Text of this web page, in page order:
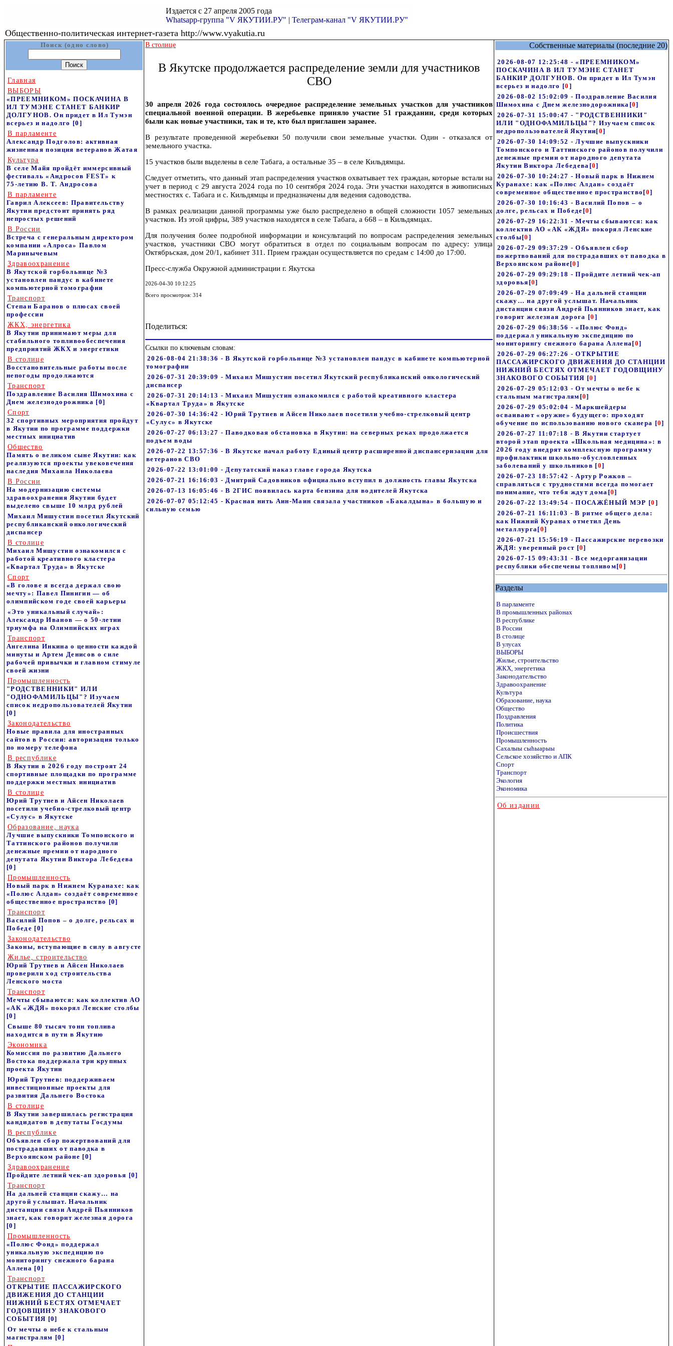
Издается с 27 апреля 2005 года
Whatsapp-группа "V ЯКУТИИ.РУ" | Телеграм-канал "V ЯКУТИИ.РУ"
Общественно-политическая интернет-газета http://www.vyakutia.ru
Поиск (одно слово)
Главная
ВЫБОРЫ
«ПРЕЕМНИКОМ» ПОСКАЧИНА В
ИЛ ТУМЭНЕ СТАНЕТ БАНКИР
ДОЛГУНОВ. Он придет в Ил Тумэн
всерьез и надолго [0]
В парламенте
Александр Подголов: активная
жизненная позиция ветеранов Жатая
Культура
В селе Майя пройдёт иммерсивный
фестиваль «Андросов FEST» к
75‑летию В. Т. Андросова
В парламенте
Гаврил Алексеев: Правительству
Якутии предстоит принять ряд
непростых решений
В России
Встреча с генеральным директором
компании «Алроса» Павлом
Маринычевым
Здравоохранение
В Якутской горбольнице №3
установлен пандус в кабинете
компьютерной томографии
Транспорт
Степан Баранов о плюсах своей
профессии
ЖКХ, энергетика
В Якутии принимают меры для
стабильного топливообеспечения
предприятий ЖКХ и энергетики
В столице
Восстановительные работы после
непогоды продолжаются
Транспорт
Поздравление Василия Шимохина с
Днем железнодорожника [0]
Спорт
32 спортивных мероприятия пройдут
в Якутии по программе поддержки
местных инициатив
Общество
Память о великом сыне Якутии: как
реализуются проекты увековечения
наследия Михаила Николаева
В России
На модернизацию системы
здравоохранения Якутии будет
выделено свыше 10 млрд рублей
Михаил Мишустин посетил Якутский
республиканский онкологический
диспансер
В столице
Михаил Мишустин ознакомился с
работой креативного кластера
«Квартал Труда» в Якутске
Спорт
«В голове я всегда держал свою
мечту»: Павел Пинигин — об
олимпийском годе своей карьеры
«Это уникальный случай»:
Александр Иванов — о 50-летии
триумфа на Олимпийских играх
Транспорт
Ангелина Инкина о ценности каждой
минуты и Артем Денисов о силе
рабочей привычки и главном стимуле
своей жизни
Промышленность
"РОДСТВЕННИКИ" ИЛИ
"ОДНОФАМИЛЬЦЫ"? Изучаем
список недропользователей Якутии
[0]
Законодательство
Новые правила для иностранных
сайтов в России: авторизация только
по номеру телефона
В республике
В Якутии в 2026 году построят 24
спортивные площадки по программе
поддержки местных инициатив
В столице
Юрий Трутнев и Айсен Николаев
посетили учебно-стрелковый центр
«Сулус» в Якутске
Образование, наука
Лучшие выпускники Томпонского и
Таттинского районов получили
денежные премии от народного
депутата Якутии Виктора Лебедева
[0]
Промышленность
Новый парк в Нижнем Куранахе: как
«Полюс Алдан» создаёт современное
общественное пространство [0]
Транспорт
Василий Попов – о долге, рельсах и
Победе [0]
Законодательство
Законы, вступающие в силу в августе
Жилье, строительство
Юрий Трутнев и Айсен Николаев
проверили ход строительства
Ленского моста
Транспорт
Мечты сбываются: как коллектив АО
«АК «ЖДЯ» покорял Ленские столбы
[0]
Свыше 80 тысяч тонн топлива
находится в пути в Якутию
Экономика
Комиссия по развитию Дальнего
Востока поддержала три крупных
проекта Якутии
Юрий Трутнев: поддерживаем
инвестиционные проекты для
развития Дальнего Востока
В столице
В Якутии завершилась регистрация
кандидатов в депутаты Госдумы
В республике
Объявлен сбор пожертвований для
пострадавших от паводка в
Верхоянском районе [0]
Здравоохранение
Пройдите летний чек-ап здоровья [0]
Транспорт
На дальней станции скажу… на
другой услышат. Начальник
дистанции связи Андрей Пьянников
знает, как говорит железная дорога
[0]
Промышленность
«Полюс Фонд» поддержал
уникальную экспедицию по
мониторингу снежного барана
Аллена [0]
Транспорт
ОТКРЫТИЕ ПАССАЖИРСКОГО
ДВИЖЕНИЯ ДО СТАНЦИИ
НИЖНИЙ БЕСТЯХ ОТМЕЧАЕТ
ГОДОВЩИНУ ЗНАКОВОГО
СОБЫТИЯ [0]
От мечты о небе к стальным
магистралям [0]
В столице
В Якутске продолжается распределение земли для участников
СВО
30 апреля 2026 года состоялось очередное распределение земельных участков для участников
специальной военной операции. В жеребьевке приняло участие 51 гражданин, среди которых
были как новые участники, так и те, кто был приглашен заранее.
В результате проведенной жеребьевки 50 получили свои земельные участки. Один - отказался от
земельного участка.
15 участков были выделены в селе Табага, а остальные 35 – в селе Кильдямцы.
Следует отметить, что данный этап распределения участков охватывает тех граждан, которые встали на
учет в период с 29 августа 2024 года по 10 сентября 2024 года. Эти участки находятся в живописных
местностях с. Табага и с. Кильдямцы и предназначены для ведения садоводства.
В рамках реализации данной программы уже было распределено в общей сложности 1057 земельных
участков. Из этой цифры, 389 участков находятся в селе Табага, а 668 – в Кильдямцах.
Для получения более подробной информации и консультаций по вопросам распределения земельных
участков, участники СВО могут обратиться в отдел по социальным вопросам по адресу: улица
Октябрьская, дом 20/1, кабинет 311. Прием граждан осуществляется по средам с 14:00 до 17:00.
Пресс-служба Окружной администрации г. Якутска
2026-04-30 10:12:25
Всего просмотров: 314
Поделиться:
Ссылки по ключевым словам:
2026-08-04 21:38:36 - В Якутской горбольнице №3 установлен пандус в кабинете компьютерной
томографии
2026-07-31 20:39:09 - Михаил Мишустин посетил Якутский республиканский онкологический
диспансер
2026-07-31 20:14:13 - Михаил Мишустин ознакомился с работой креативного кластера
«Квартал Труда» в Якутске
2026-07-30 14:36:42 - Юрий Трутнев и Айсен Николаев посетили учебно-стрелковый центр
«Сулус» в Якутске
2026-07-27 06:13:27 - Паводковая обстановка в Якутии: на северных реках продолжается
подъем воды
2026-07-22 13:57:36 - В Якутске начал работу Единый центр расширенной диспансеризации для
ветеранов СВО
2026-07-22 13:01:00 - Депутатский наказ главе города Якутска
2026-07-21 16:16:03 - Дмитрий Садовников официально вступил в должность главы Якутска
2026-07-13 16:05:46 - В 2ГИС появилась карта бензина для водителей Якутска
2026-07-07 05:12:45 - Красная нить Аин‑Маин связала участников «Бакалдына» в большую и
сильную семью
Собственные материалы (последние 20)
2026-08-07 12:25:48 - «ПРЕЕМНИКОМ»
ПОСКАЧИНА В ИЛ ТУМЭНЕ СТАНЕТ
БАНКИР ДОЛГУНОВ. Он придет в Ил Тумэн
всерьез и надолго [0 ]
2026-08-02 15:02:09 - Поздравление Василия
Шимохина с Днем железнодорожника [0]
2026-07-31 15:00:47 - "РОДСТВЕННИКИ"
ИЛИ "ОДНОФАМИЛЬЦЫ"? Изучаем список
недропользователей Якутии[0]
2026-07-30 14:09:52 - Лучшие выпускники
Томпонского и Таттинского районов получили
денежные премии от народного депутата
Якутии Виктора Лебедева [0]
2026-07-30 10:24:27 - Новый парк в Нижнем
Куранахе: как «Полюс Алдан» создаёт
современное общественное пространство [0]
2026-07-30 10:16:43 - Василий Попов – о
долге, рельсах и Победе [0]
2026-07-29 16:22:31 - Мечты сбываются: как
коллектив АО «АК «ЖДЯ» покорял Ленские
столбы[0 ]
2026-07-29 09:37:29 - Объявлен сбор
пожертвований для пострадавших от паводка в
Верхоянском районе[0 ]
2026-07-29 09:29:18 - Пройдите летний чек-ап
здоровья [0]
2026-07-29 07:09:49 - На дальней станции
скажу… на другой услышат. Начальник
дистанции связи Андрей Пьянников знает, как
говорит железная дорога [0 ]
2026-07-29 06:38:56 - «Полюс Фонд»
поддержал уникальную экспедицию по
мониторингу снежного барана Аллена[0]
2026-07-29 06:27:26 - ОТКРЫТИЕ
ПАССАЖИРСКОГО ДВИЖЕНИЯ ДО СТАНЦИИ
НИЖНИЙ БЕСТЯХ ОТМЕЧАЕТ ГОДОВЩИНУ
ЗНАКОВОГО СОБЫТИЯ [0 ]
2026-07-29 05:12:03 - От мечты о небе к
стальным магистралям [0]
2026-07-29 05:02:04 - Маркшейдеры
осваивают «оружие» будущего: проходят
обучение по использованию нового сканера [0]
2026-07-27 11:07:18 - В Якутии стартует
второй этап проекта «Школьная медицина»: в
2026 году внедрят комплексную программу
профилактики школьно-обусловленных
заболеваний у школьников [0]
2026-07-23 18:57:42 - Артур Рожков –
справляться с трудностями всегда помогает
понимание, что тебя ждут дома [0]
2026-07-22 13:49:54 - ПОСАЖЁНЫЙ МЭР [0 ]
2026-07-21 16:11:03 - В ритме общего дела:
как Нижний Куранах отметил День
металлурга[0]
2026-07-21 15:56:19 - Пассажирские перевозки
ЖДЯ: уверенный рост [0]
2026-07-15 09:43:31 - Все медорганизации
республики обеспечены топливом[0 ]
Разделы
В парламенте
В промышленных районах
В республике
В России
В столице
В улусах
ВЫБОРЫ
Жилье, строительство
ЖКХ, энергетика
Законодательство
Здравоохранение
Культура
Образование, наука
Общество
Поздравления
Политика
Происшествия
Промышленность
Сахалыы сыhыарыы
Сельское хозяйство и АПК
Спорт
Транспорт
Экология
Экономика
Об издании